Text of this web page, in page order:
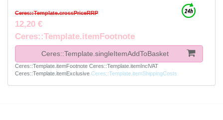
Ceres::Template.crossPriceRRP
12,20 €
Ceres::Template.itemFootnote
Ceres::Template.singleItemAddToBasket
Ceres::Template.itemFootnote Ceres::Template.itemInclVAT
Ceres::Template.itemExclusive Ceres::Template.itemShippingCosts